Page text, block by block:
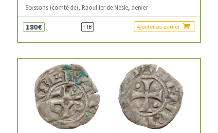
Soissons (comté de), Raoul Ier de Nesle, denier
180€ TTB Ajouter au panier